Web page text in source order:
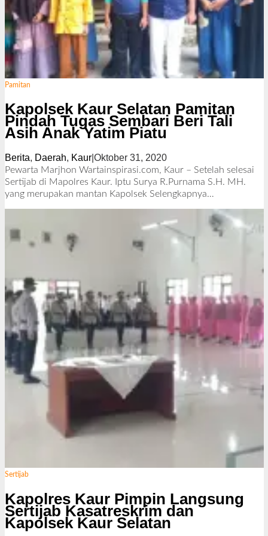
Pamitan
Kapolsek Kaur Selatan Pamitan
Pindah Tugas Sembari Beri Tali
Asih Anak Yatim Piatu
Berita, Daerah, Kaur| Oktober 31, 2020o
l
e
h
d
i
Pewarta Marjhon Wartainspirasi.com, Kaur – Setelah selesai
Sertijab di Mapolres Kaur. Iptu Surya R.Purnama S.H. MH.
yang merupakan mantan Kapolsek Selengkapnya…
Sertijab
Kapolres Kaur Pimpin Langsung
Sertijab Kasatreskrim dan
Kapolsek Kaur Selatan